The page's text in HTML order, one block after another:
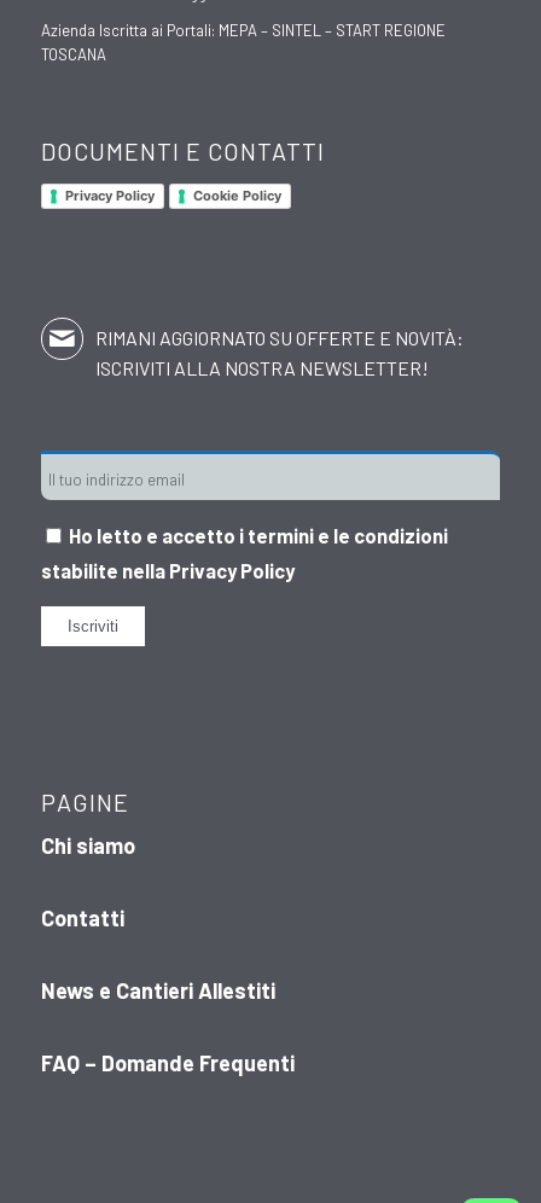
Azienda Iscritta ai Portali: MEPA – SINTEL – START REGIONE
TOSCANA
DOCUMENTI E CONTATTI
Privacy Policy Cookie Policy
RIMANI AGGIORNATO SU OFFERTE E NOVITÀ:
ISCRIVITI ALLA NOSTRA NEWSLETTER!
Ho letto e accetto i termini e le condizioni
stabilite nella Privacy Policy
PAGINE
Chi siamo
Contatti
News e Cantieri Allestiti
FAQ – Domande Frequenti